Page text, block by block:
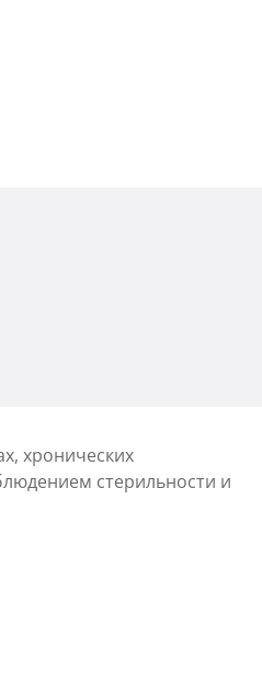
хронических
стерильности и